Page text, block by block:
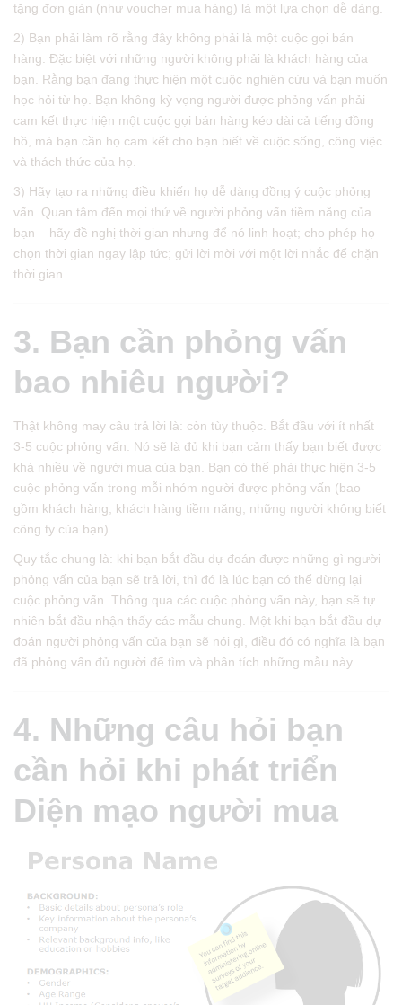
tặng đơn giản (như voucher mua hàng) là một lựa chọn dễ dàng.
2) Bạn phải làm rõ rằng đây không phải là một cuộc gọi bán
hàng. Đặc biệt với những người không phải là khách hàng của
bạn. Rằng bạn đang thực hiện một cuộc nghiên cứu và bạn muốn
học hỏi từ họ. Bạn không kỳ vọng người được phỏng vấn phải
cam kết thực hiện một cuộc gọi bán hàng kéo dài cả tiếng đồng
hồ, mà bạn cần họ cam kết cho bạn biết về cuộc sống, công việc
và thách thức của họ.
3) Hãy tạo ra những điều khiến họ dễ dàng đồng ý cuộc phỏng
vấn. Quan tâm đến mọi thứ về người phỏng vấn tiềm năng của
bạn – hãy đề nghị thời gian nhưng để nó linh hoạt; cho phép họ
chọn thời gian ngay lập tức; gửi lời mời với một lời nhắc để chặn
thời gian.
3. Bạn cần phỏng vấn
bao nhiêu người?
Thật không may câu trả lời là: còn tùy thuộc. Bắt đầu với ít nhất
3-5 cuộc phỏng vấn. Nó sẽ là đủ khi bạn cảm thấy bạn biết được
khá nhiều về người mua của bạn. Bạn có thể phải thực hiện 3-5
cuộc phỏng vấn trong mỗi nhóm người được phỏng vấn (bao
gồm khách hàng, khách hàng tiềm năng, những người không biết
công ty của bạn).
Quy tắc chung là: khi bạn bắt đầu dự đoán được những gì người
phỏng vấn của bạn sẽ trả lời, thì đó là lúc bạn có thể dừng lại
cuộc phỏng vấn. Thông qua các cuộc phỏng vấn này, bạn sẽ tự
nhiên bắt đầu nhận thấy các mẫu chung. Một khi bạn bắt đầu dự
đoán người phỏng vấn của bạn sẽ nói gì, điều đó có nghĩa là bạn
đã phỏng vấn đủ người để tìm và phân tích những mẫu này.
4. Những câu hỏi bạn
cần hỏi khi phát triển
Diện mạo người mua